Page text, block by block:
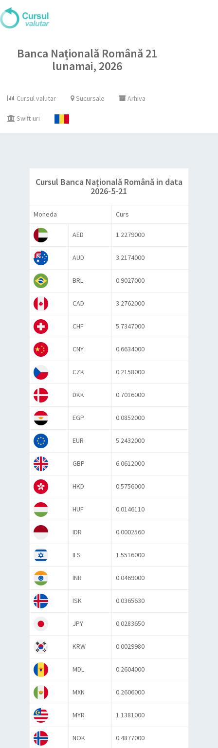
Banca Națională Română 21
lunamai, 2026
Cursul valutar Sucursale Arhiva
Swift-uri
Cursul Banca Națională Română in data
2026-5-21
Moneda Curs
AED 1.2279000
AUD 3.2174000
BRL 0.9027000
CAD 3.2762000
CHF 5.7347000
CNY 0.6634000
CZK 0.2158000
DKK 0.7016000
EGP 0.0852000
EUR 5.2432000
GBP 6.0612000
HKD 0.5756000
HUF 0.0146110
IDR 0.0002560
ILS 1.5516000
INR 0.0469000
ISK 0.0365630
JPY 0.0283650
KRW 0.0029980
MDL 0.2604000
MXN 0.2606000
MYR 1.1381000
NOK 0.4877000